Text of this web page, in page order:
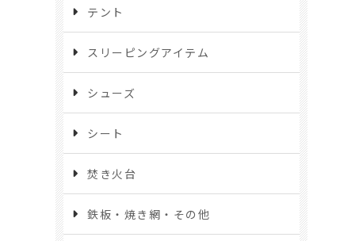
テント
スリーピングアイテム
シューズ
シート
焚き火台
鉄板・焼き網・その他